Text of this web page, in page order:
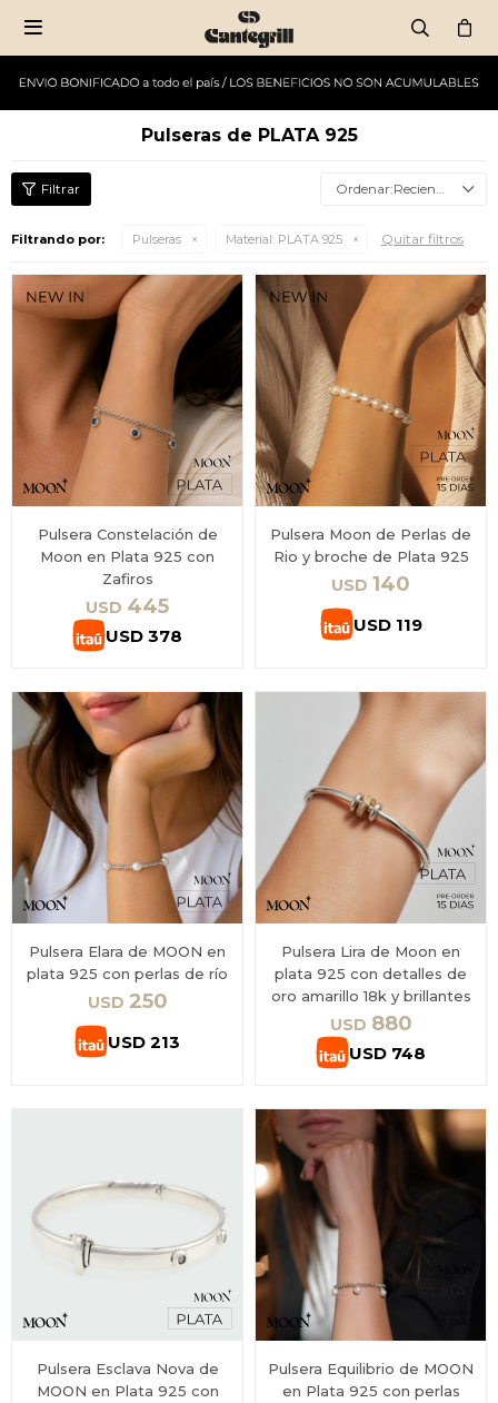

Pulseras de PLATA 925
Recientes
Filtrando por: Pulseras Material: PLATA 925 Quitar filtros
Pulsera Constelación de
Moon en Plata 925 con
Zafiros
USD 445
USD 378
Pulsera Moon de Perlas de
Rio y broche de Plata 925
USD 140
USD 119
Pulsera Elara de MOON en
plata 925 con perlas de río
USD 250
USD 213
Pulsera Lira de Moon en
plata 925 con detalles de
oro amarillo 18k y brillantes
USD 880
USD 748
Pulsera Esclava Nova de
MOON en Plata 925 con
Pulsera Equilibrio de MOON
en Plata 925 con perlas